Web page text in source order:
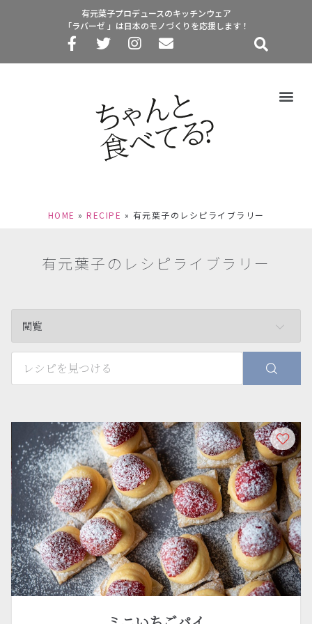
有元葉子プロデュースのキッチンウェア
「ラバーゼ 」は日本のモノづくりを応援します！
HOME » RECIPE » 有元葉子のレシピライブラリー
有元葉子のレシピライブラリー
閲覧